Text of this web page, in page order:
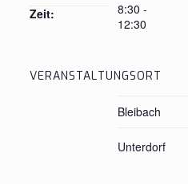
Zeit:
8:30 -
12:30
VERANSTALTUNGSORT
Bleibach
Unterdorf